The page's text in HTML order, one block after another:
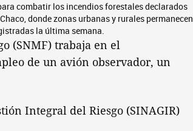
combatir los incendios forestales declarados
donde zonas urbanas y rurales permanecen
la última semana.
(SNMF) trabaja en el
de un avión observador, un
Integral del Riesgo (SINAGIR)